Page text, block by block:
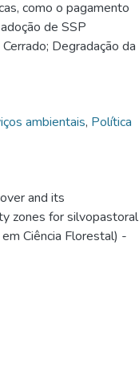
como o pagamento
de SSP
Degradação da
ambientais, Política
and its
zones for silvopastoral
Ciência Florestal) -